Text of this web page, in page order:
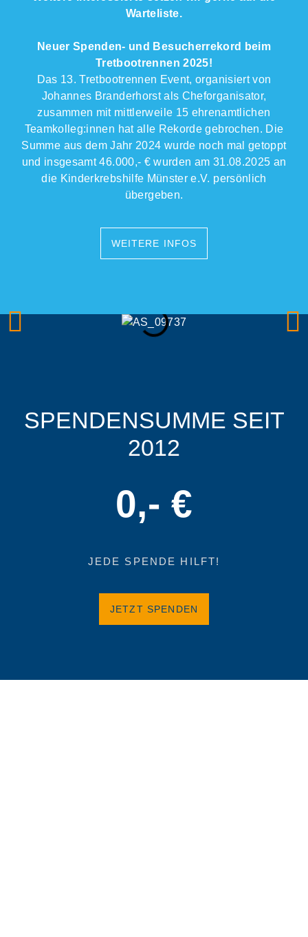
Warteliste.
Neuer Spenden- und Besucherrekord beim
Tretbootrennen 2025!
Das 13. Tretbootrennen Event, organisiert von
Johannes Branderhorst als Cheforganisator,
zusammen mit mittlerweile 15 ehrenamtlichen
Teamkolleg:innen hat alle Rekorde gebrochen. Die
Summe aus dem Jahr 2024 wurde noch mal getoppt
und insgesamt 46.000,- € wurden am 31.08.2025 an
die Kinderkrebshilfe Münster e.V. persönlich
übergeben.
WEITERE INFOS
SPENDENSUMME SEIT
2012
0,- €
JEDE SPENDE HILFT!
JETZT SPENDEN